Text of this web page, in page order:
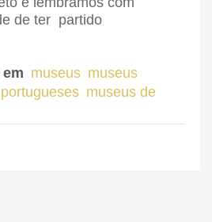
de ter partido
museus museus
museus de